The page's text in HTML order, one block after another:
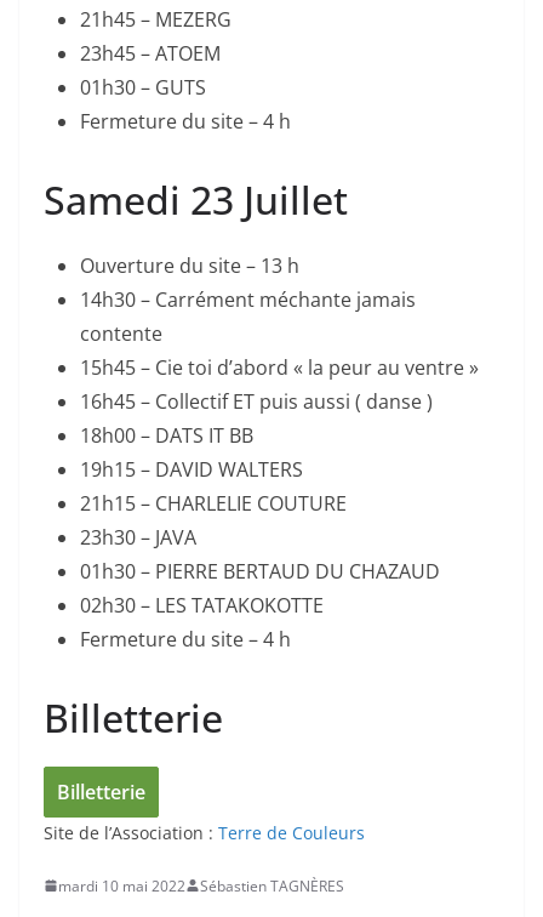
21h45 – MEZERG
23h45 – ATOEM
01h30 – GUTS
Fermeture du site – 4 h
Samedi 23 Juillet
Ouverture du site – 13 h
14h30 – Carrément méchante jamais
contente
15h45 – Cie toi d’abord « la peur au ventre »
16h45 – Collectif ET puis aussi ( danse )
18h00 – DATS IT BB
19h15 – DAVID WALTERS
21h15 – CHARLELIE COUTURE
23h30 – JAVA
01h30 – PIERRE BERTAUD DU CHAZAUD
02h30 – LES TATAKOKOTTE
Fermeture du site – 4 h
Billetterie
Billetterie
Site de l’Association : Terre de Couleurs
mardi 10 mai 2022 Sébastien TAGNÈRES